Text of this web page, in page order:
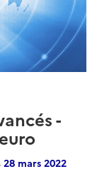
-
28 mars 2022